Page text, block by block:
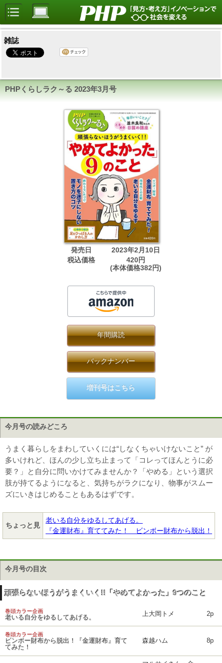
雑誌
PHPくらしラク～る 2023年3月号
発売日
2023年2月10日
税込価格
420円
(本体価格382円)
年間購読
バックナンバー
増刊号はこちら
今月号の読みどころ
うまく暮らしをまわしていくには“しなくちゃいけないこと” が
多いけれど、ほんの少し立ち止まって「コレってほんとうに必
要？」と自分に問いかけてみませんか？「やめる」という選択
肢が持てるようになると、気持ちがラクになり、物事がスムー
ズにいきはじめることもあるはずです。
ちょっと見
老いる自分をゆるしてあげる。
『金運財布』育ててみた！ ビンボー財布から脱出！
今月号の目次
頑張らないほうがうまくいく!!「やめてよかった」9つのこと
巻頭カラー企画
老いる自分をゆるしてあげる。 上大岡トメ 2p
巻頭カラー企画
ビンボー財布から脱出！『金運財布』育て
てみた！
森越ハム 8p